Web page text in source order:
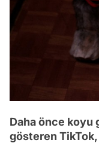
Daha önce koyu
gösteren TikTok,